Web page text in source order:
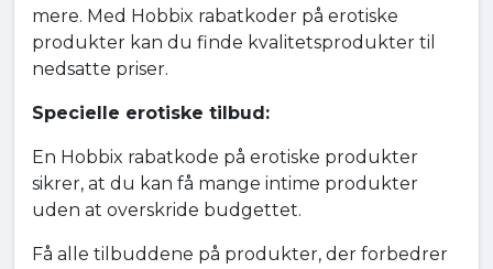
mere. Med Hobbix rabatkoder på erotiske
produkter kan du finde kvalitetsprodukter til
nedsatte priser.
Specielle erotiske tilbud:
En Hobbix rabatkode på erotiske produkter
sikrer, at du kan få mange intime produkter
uden at overskride budgettet.
Få alle tilbuddene på produkter, der forbedrer